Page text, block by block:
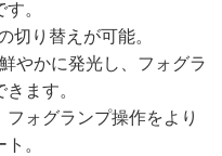
。
切り替えが可能。
やかに発光し、フォグラ
ます。
ォグランプ操作をより
。